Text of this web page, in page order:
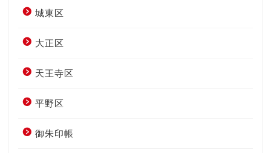
城東区
大正区
天王寺区
平野区
御朱印帳